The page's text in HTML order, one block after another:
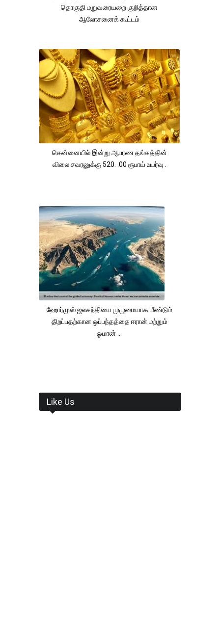
தொகுதி மறுவரையறை குறித்தான
ஆலோசனைக் கூட்டம்
சென்னையில் இன்று ஆபரண தங்கத்தின்
விலை சவரனுக்கு 520. .00 ரூபாய் உயர்வு .
ஹோர்முஸ் ஜலசந்தியை முழுமையாக மீண்டும்
திறப்பதற்கான ஒப்பந்தத்தை ஈரான் மற்றும்
ஓமான் ...
Like Us